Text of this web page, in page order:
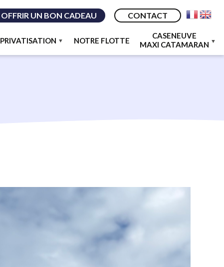
OFFRIR UN BON CADEAU CONTACT
PRIVATISATION NOTRE FLOTTE
CASENEUVE
MAXI CATAMARAN